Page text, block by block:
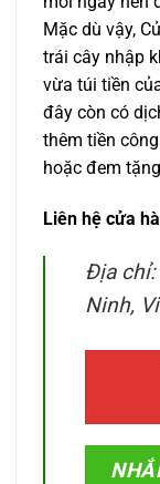
Mặc dù vậy,
trái cây nhập
vừa túi tiền
đây còn có
thêm tiền
hoặc đem
Liên hệ cửa
Địa chỉ:
Ninh,